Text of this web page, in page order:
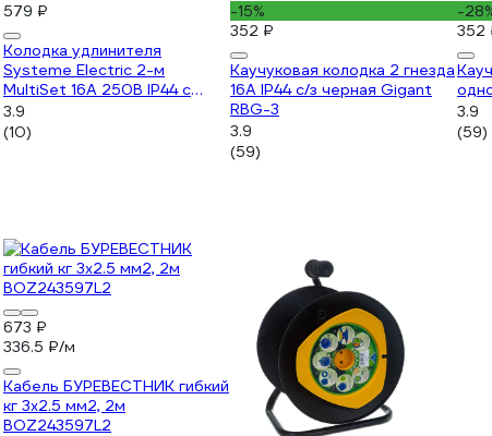
579 ₽
Колодка удлинителя
Systeme Electric 2-м
MultiSet 16А 250В IP44 с
заземлением каучук черный
SE MST4102BK
3.9
(10)
-15%
352 ₽
Каучуковая колодка 2 гнезда
16А IP44 с/з черная Gigant
RBG-3
3.9
(59)
-
352
3.9
(59)
673 ₽
336.5 ₽/м
Кабель БУРЕВЕСТНИК гибкий
кг 3x2.5 мм2, 2м
BOZ243597L2